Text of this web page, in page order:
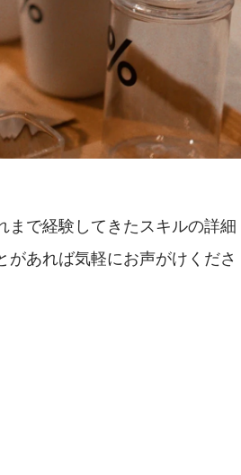
まで経験してきたスキルの詳細
あれば気軽にお声がけくださ